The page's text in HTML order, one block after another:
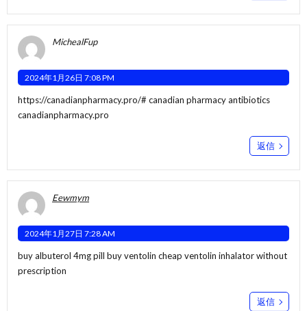
MichealFup
2024年1月26日 7:08 PM
https://canadianpharmacy.pro/# canadian pharmacy antibiotics
canadianpharmacy.pro
返信
Eewmym
2024年1月27日 7:28 AM
buy albuterol 4mg pill buy ventolin cheap ventolin inhalator without
prescription
返信